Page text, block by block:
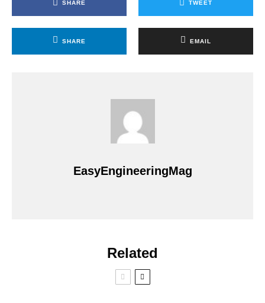
SHARE TWEET
SHARE EMAIL
EasyEngineeringMag
Related